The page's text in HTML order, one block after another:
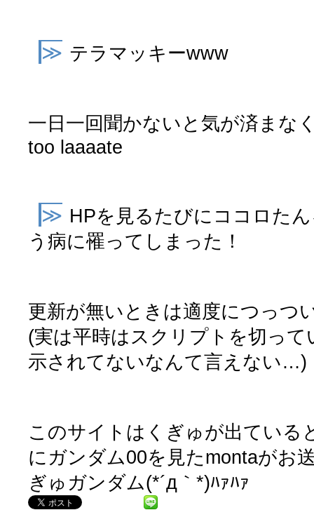
≫ テラマッキーwww
一日一回聞かないと気が済まな
too laaaate
≫ HPを見るたびにココロた
う病に罹ってしまった！
更新が無いときは適度につっつ
(実は平時はスクリプトを切っ
示されてないなんて言えない…)
このサイトはくぎゅが出ている
にガンダム00を見たmontaがお
ぎゅガンダム(*´д｀*)ﾊｧﾊｧ